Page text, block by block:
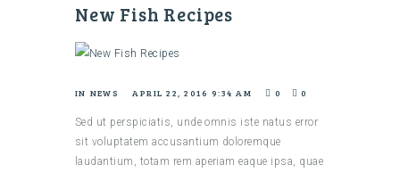
New Fish Recipes
IN NEWS APRIL 22, 2016 9:34 AM 0 0
Sed ut perspiciatis, unde omnis iste natus error
sit voluptatem accusantium doloremque
laudantium, totam rem aperiam eaque ipsa, quae